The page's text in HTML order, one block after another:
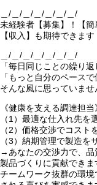
＿/＿/＿/＿/＿/＿/＿/
未経験者【募集】！【
【収入】も期待できま
＿/＿/＿/＿/＿/＿/＿/
「毎日同じことの繰り返
「もっと自分のペース
そんな風に思っていませ
《健康を支える調達担当
（1）最適な仕入れ先を
（2）価格交渉でコスト
（3）納期管理で製造を
→あなたの交渉力で、品
製品づくりに貢献できま
チームワーク抜群の環